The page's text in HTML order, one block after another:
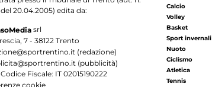
del 20.04.2005) edita da:
srl
7 - 38122 Trento
(redazione)
(pubblicità)
Fiscale: IT 02015190222
cookie
Calcio
Volley
Basket
Sport invernali
Nuoto
Ciclismo
Atletica
Tennis